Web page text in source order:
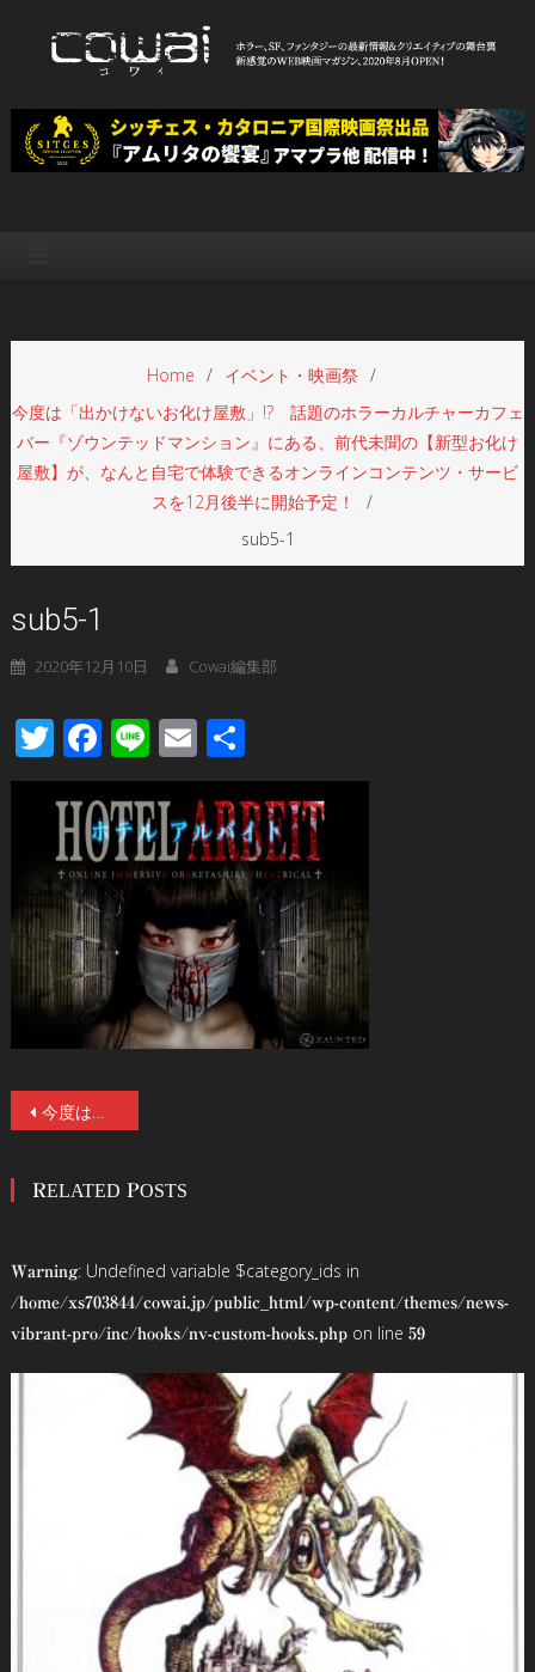
WEB映画マガジン「cowai コ
ワイ」
Home
イベント・映画祭
今度は「出かけないお化け屋敷」!? 話題のホラーカルチャーカフェ
バー『ゾウンテッドマンション』にある、前代未聞の【新型お化け
屋敷】が、なんと自宅で体験できるオンラインコンテンツ・サービ
スを12月後半に開始予定！
sub5-1
sub5-1
2020年12月10日 Cowai編集部
Twitter
Facebook
LineEmail
有
投
ナ
ゲ
ー
今度は「出かけないお化け屋敷」!? 話題のホラーカルチャーカフェバー『ゾウンテッドマンション』にある、前代未聞の【新型お化け屋敷】が、なんと自宅で体験できるオンラインコンテンツ・サービスを12月後半に開始予定！
RELATED POSTS
Warning: Undefined variable $category_ids in
/home/xs703844/cowai.jp/public_html/wp-content/themes/news-
vibrant-pro/inc/hooks/nv-custom-hooks.phpon line 59